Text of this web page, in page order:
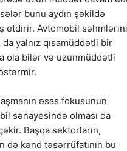
bunu aydın şəkildə
etdirir. Avtomobil
da yalnız qısamüddətli bir
ola bilər və uzunmüddətli
əsas fokusunun
sənayesində olması da
Başqa sektorların,
də kənd təsərrüfatının bu